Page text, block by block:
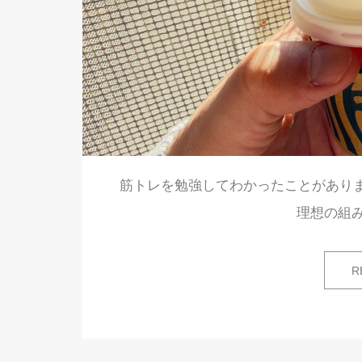
筋トレを勉強してわかったことがあり
理想の組